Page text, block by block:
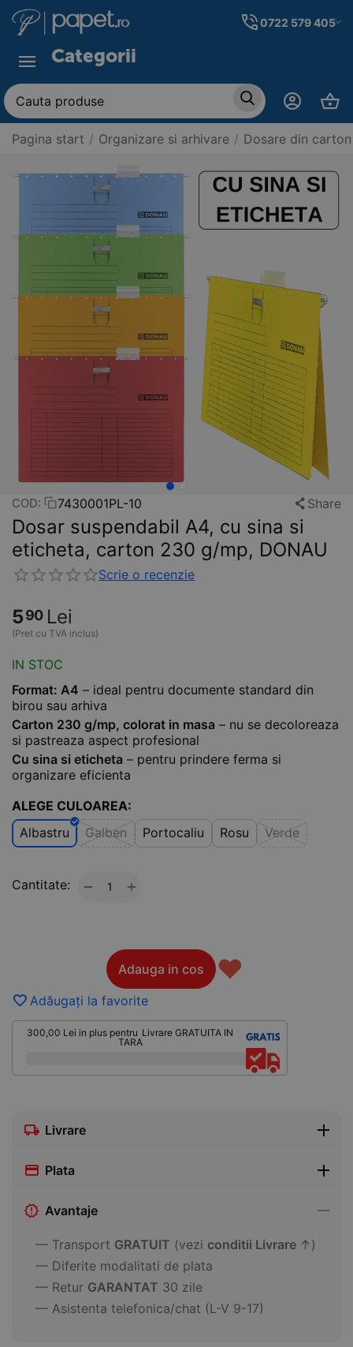
0722 579 405
Categorii
Pagina start / Organizare si arhivare / Dosare din carton
COD: 7430001PL-10 Share
Dosar suspendabil A4, cu sina si
eticheta, carton 230 g/mp, DONAU
Scrie o recenzie
590 Lei
(Pret cu TVA inclus)
IN STOC
Format: A4 – ideal pentru documente standard din
birou sau arhiva
Carton 230 g/mp, colorat in masa – nu se decoloreaza
si pastreaza aspect profesional
Cu sina si eticheta – pentru prindere ferma si
organizare eficienta
ALEGE CULOAREA:
Albastru
Galben Portocaliu Rosu Verde
Cantitate: +
−
Adauga in cos ♥
Adăugați la favorite
300,00 Lei in plus pentru Livrare GRATUITA IN
TARA
Livrare
Plata
Avantaje
— Transport GRATUIT (vezi conditii Livrare ↑)
— Diferite modalitati de plata
— Retur GARANTAT 30 zile
— Asistenta telefonica/chat (L-V 9-17)